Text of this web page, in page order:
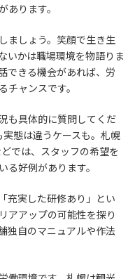
ります。
ましょう。笑顔で生き生
いかは職場環境を物語りま
できる機会があれば、労
ャンスです。
も具体的に質問してくだ
態は違うケースも。札幌
では、スタッフの希望を
好例があります。
充実した研修あり」とい
アアップの可能性を探り
独自のマニュアルや作法